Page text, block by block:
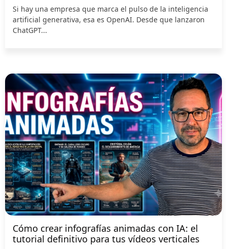
Si hay una empresa que marca el pulso de la inteligencia
artificial generativa, esa es OpenAI. Desde que lanzaron
ChatGPT...
Cómo crear infografías animadas con IA: el
tutorial definitivo para tus vídeos verticales